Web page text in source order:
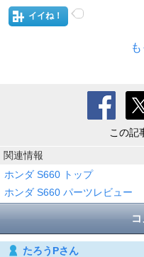
イイね！
この記
関連情報
ホンダ S660 トップ
ホンダ S660 パーツレビュー
コ
たろうPさん